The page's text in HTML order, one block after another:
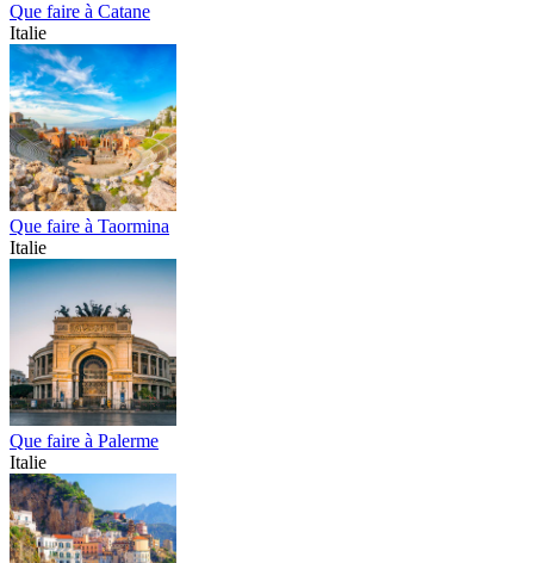
Que faire à Catane
Italie
Que faire à Taormina
Italie
Que faire à Palerme
Italie